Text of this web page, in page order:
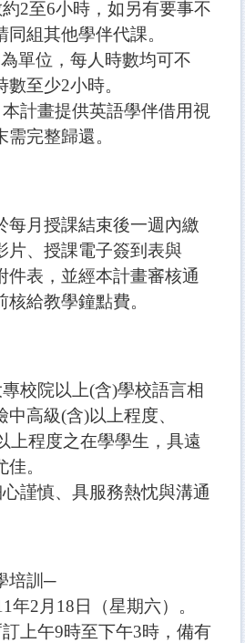
2至6小時，如另有要事不
組其他學伴代課。
單位，每人時數均可不
至少2小時。
計畫提供英語學伴借用視
完整歸還。
每月授課結束後一週內繳
片、授課電子簽到表與
表，並經本計畫審核通
給教學鐘點費。
校院以上(含)學校語言相
高級(含)以上程度、
程度之在學學生，具遠
。
謹慎、具服務熱忱與溝通
培訓─
年2月18日（星期六）。
上午9時至下午3時，備有